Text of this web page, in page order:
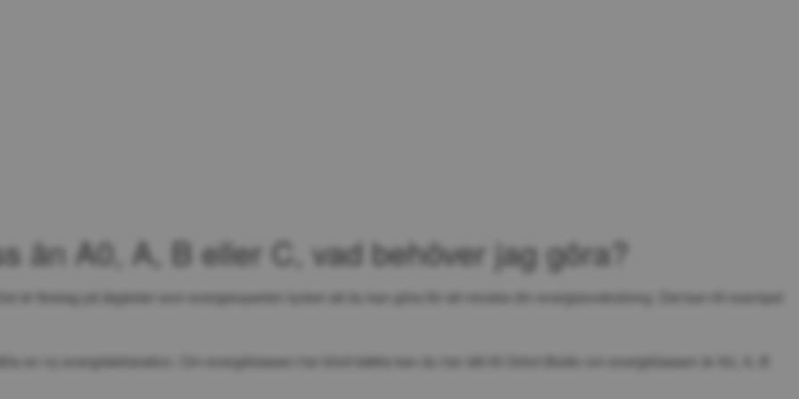
än A0, A, B eller C, vad behöver jag göra?
är förslag på åtgärder som energiexperten tycker att du kan göra för att minska din energianvändning. Det kan till exempel
en ny energideklaration. Om energiklassen har blivit bättre kan du har rätt till Grönt Bolån om energiklassen är A0, A, B